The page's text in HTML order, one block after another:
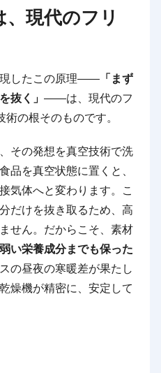
、現代のフリ
現したこの原理—— 「まず
抜く」 ——は、現代のフ
の根そのものです。
その発想を真空技術で洗
品を真空状態に置くと、
気体へと変わります。こ
だけを抜き取るため、高
せん。だからこそ、素材
い栄養成分までも保った
の昼夜の寒暖差が果たし
燥機が精密に、安定して